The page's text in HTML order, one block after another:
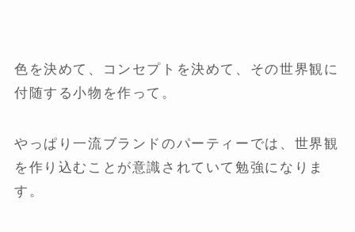
色を決めて、コンセプトを決めて、その世界観に
付随する小物を作って。
やっぱり一流ブランドのパーティーでは、世界観
を作り込むことが意識されていて勉強になりま
す。